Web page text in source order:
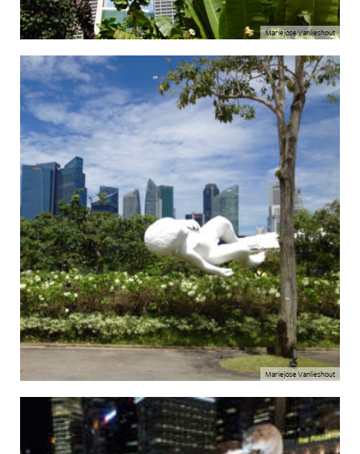
Mariejose Vanlieshout
Mariejose Vanlieshout